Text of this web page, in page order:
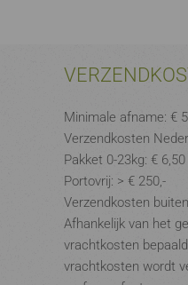
Minimale afname: €
Verzendkosten
Pakket 0-23kg: € 6,50
Portovrij: > € 250,-
Verzendkosten
Afhankelijk van het
vrachtkosten
vrachtkosten wordt